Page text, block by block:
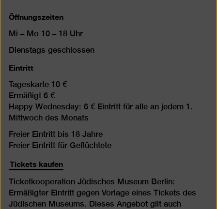
Öffnungszeiten
Mi – Mo 10 – 18 Uhr
Dienstags geschlossen
Eintritt
Tageskarte 10 €
Ermäßigt 6 €
Happy Wednesday: 6 € Eintritt für alle an jedem 1.
Mittwoch des Monats
Freier Eintritt bis 18 Jahre
Freier Eintritt für Geflüchtete
Tickets kaufen
Ticketkooperation Jüdisches Museum Berlin:
Ermäßigter Eintritt gegen Vorlage eines Tickets des
Jüdischen Museums. Dieses Angebot gilt auch